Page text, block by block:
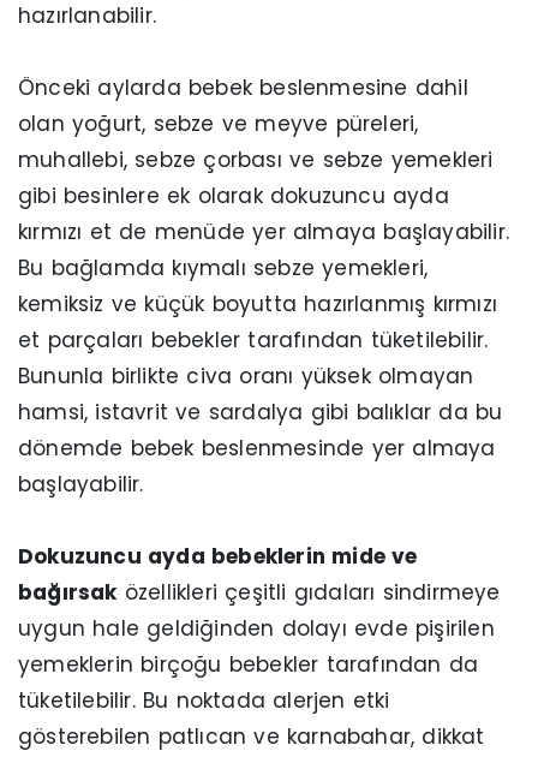
hazırlanabilir.
Önceki aylarda bebek beslenmesine dahil
olan yoğurt, sebze ve meyve püreleri,
muhallebi, sebze çorbası ve sebze yemekleri
gibi besinlere ek olarak dokuzuncu ayda
kırmızı et de menüde yer almaya başlayabilir.
Bu bağlamda kıymalı sebze yemekleri,
kemiksiz ve küçük boyutta hazırlanmış kırmızı
et parçaları bebekler tarafından tüketilebilir.
Bununla birlikte civa oranı yüksek olmayan
hamsi, istavrit ve sardalya gibi balıklar da bu
dönemde bebek beslenmesinde yer almaya
başlayabilir.
Dokuzuncu ayda bebeklerin mide ve
bağırsaközellikleri çeşitli gıdaları sindirmeye
uygun hale geldiğinden dolayı evde pişirilen
yemeklerin birçoğu bebekler tarafından da
tüketilebilir. Bu noktada alerjen etki
gösterebilen patlıcan ve karnabahar, dikkat